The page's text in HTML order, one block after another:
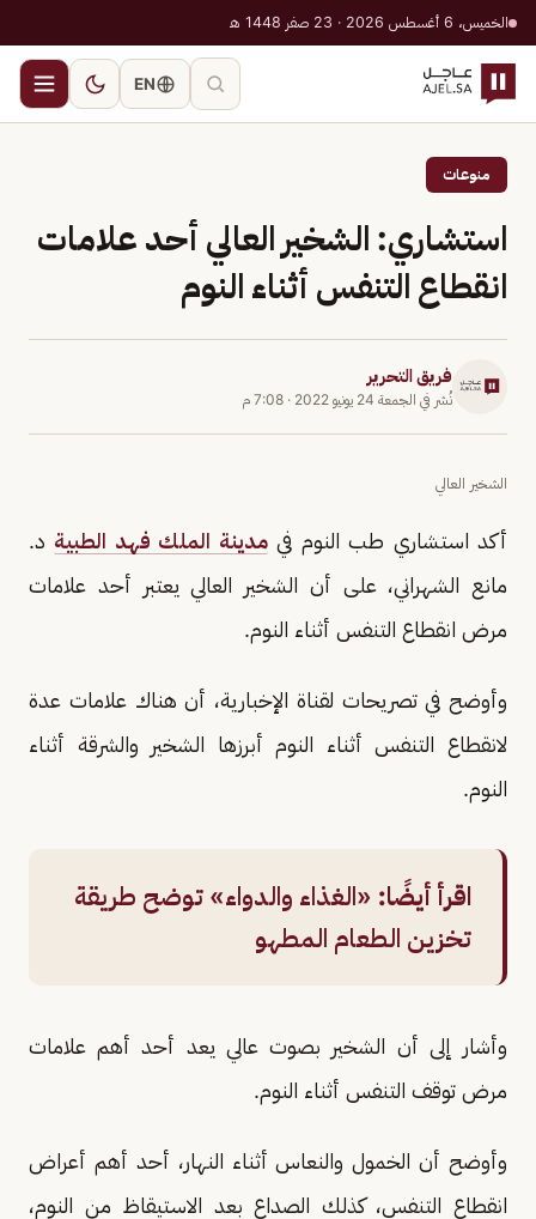
الخميس، 6 أغسطس 2026 · 23 صفر 1448 هـ
EN
منوعات
استشاري: الشخير العالي أحد علامات
انقطاع التنفس أثناء النوم
فريق التحرير
نُشر في الجمعة 24 يونيو 2022 · 7:08 م
الشخير العالي
أكد استشاري طب النوم فيمدينة الملك فهد الطبية د.
مانع الشهراني، على أن الشخير العالي يعتبر أحد علامات
مرض انقطاع التنفس أثناء النوم.
وأوضح في تصريحات لقناة الإخبارية، أن هناك علامات عدة
لانقطاع التنفس أثناء النوم أبرزها الشخير والشرقة أثناء
النوم.
اقرأ أيضًا: «الغذاء والدواء» توضح طريقة
تخزين الطعام المطهو
وأشار إلى أن الشخير بصوت عالي يعد أحد أهم علامات
مرض توقف التنفس أثناء النوم.
وأوضح أن الخمول والنعاس أثناء النهار، أحد أهم أعراض
انقطاع التنفس، كذلك الصداع بعد الاستيقاظ من النوم،